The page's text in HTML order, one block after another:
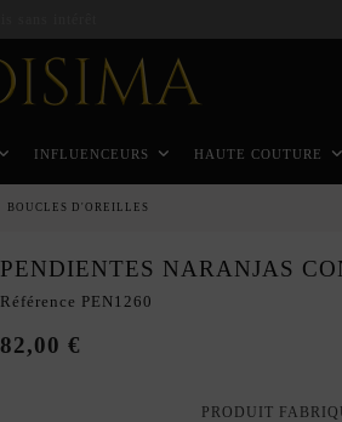
INFLUENCEURS HAUTE COUTURE
BOUCLES D'OREILLES
PENDIENTES NARANJAS
Référence PEN1260
82,00 €
PRODUIT